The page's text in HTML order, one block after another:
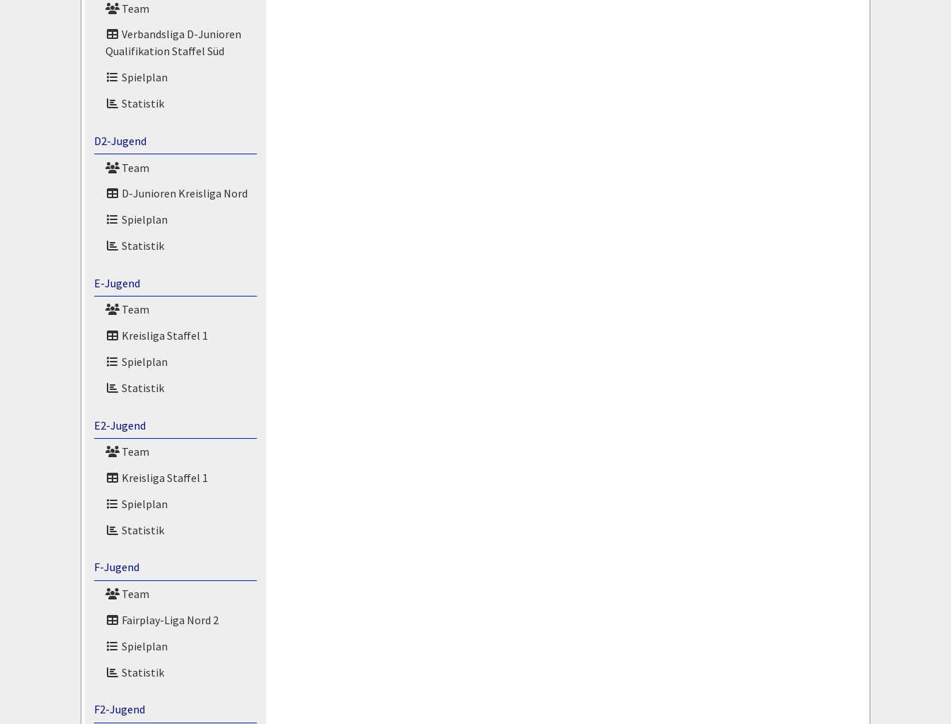
Team
Verbandsliga D-Junioren
Qualifikation Staffel Süd
Spielplan
Statistik
D2-Jugend
Team
D-Junioren Kreisliga Nord
Spielplan
Statistik
E-Jugend
Team
Kreisliga Staffel 1
Spielplan
Statistik
E2-Jugend
Team
Kreisliga Staffel 1
Spielplan
Statistik
F-Jugend
Team
Fairplay-Liga Nord 2
Spielplan
Statistik
F2-Jugend